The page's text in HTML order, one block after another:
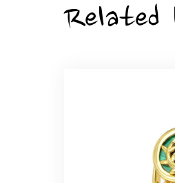
大切な節目の
こちらのオ
Related